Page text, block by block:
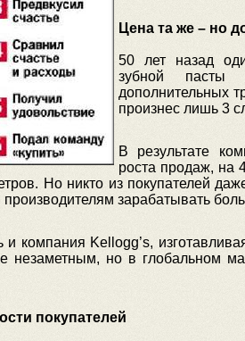
Цена та же – но
50 лет назад
зубной
дополнительных
произнес лишь 3
В результате
роста продаж, на
Но никто из покупателей
производителям зарабатывать
компания Kellogg’s,
незаметным, но в глобальном
покупателей